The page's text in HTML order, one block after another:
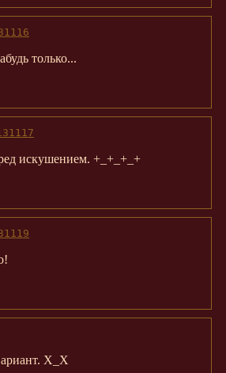
только...
искушением. +_+_+_+
X_X